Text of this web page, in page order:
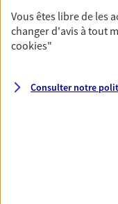
Découvrir l'offre
Vous êtes libre de les
changer d'avis à tout
cookies"
Consulter notre